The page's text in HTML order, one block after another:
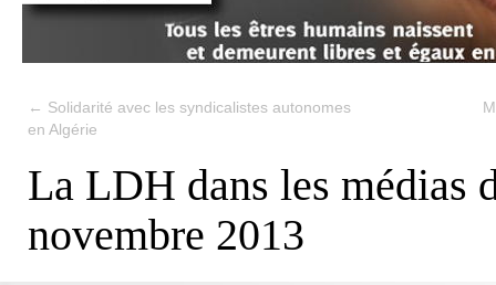
← Solidarité avec les syndicalistes autonomes
en Algérie
La LDH dans les médias
novembre 2013